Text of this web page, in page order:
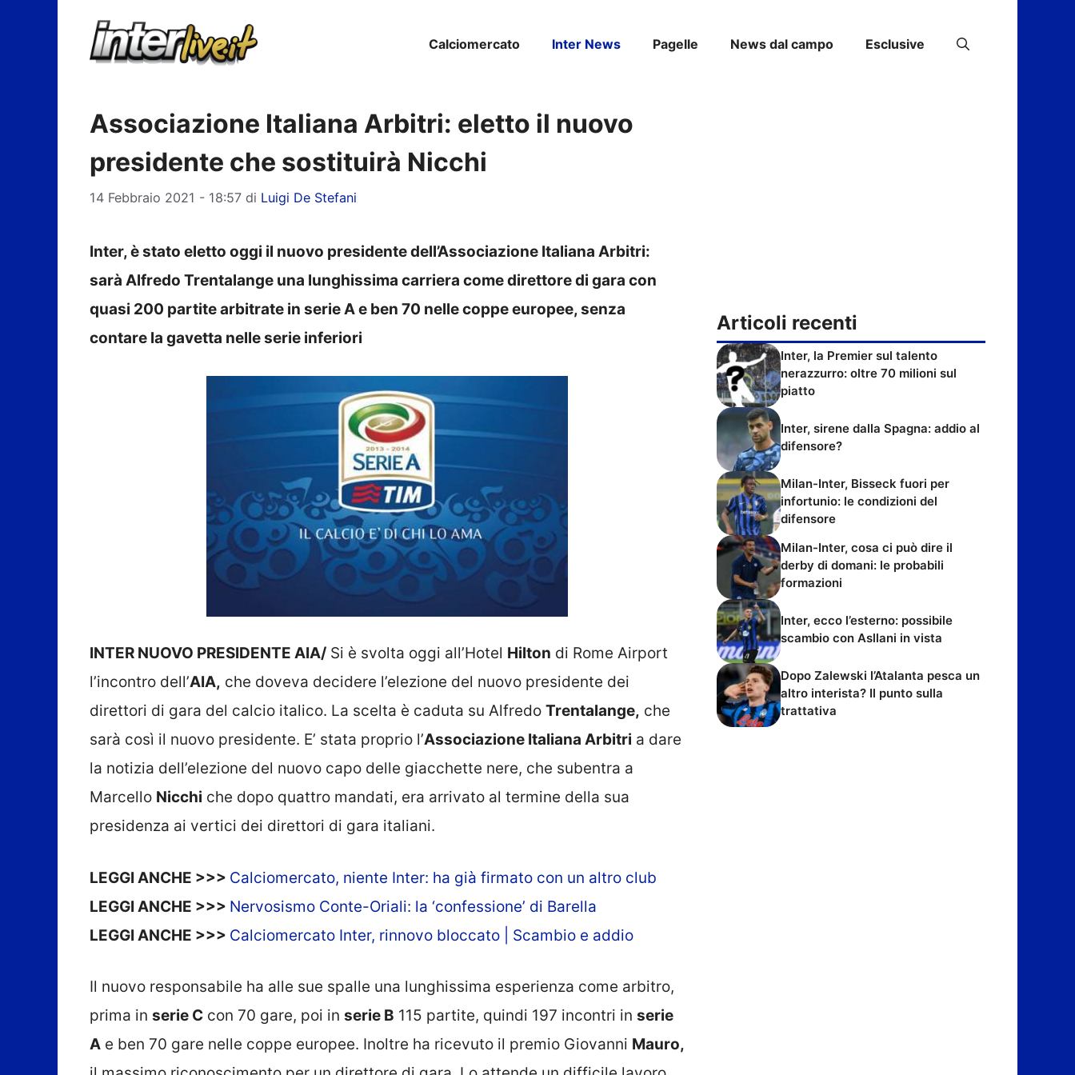
Calciomercato Inter News Pagelle News dal campo Esclusive
Associazione Italiana Arbitri: eletto il nuovo
presidente che sostituirà Nicchi
14 Febbraio 2021 - 18:57 di Luigi De Stefani
Inter, è stato eletto oggi il nuovo presidente dell’Associazione Italiana Arbitri:
sarà Alfredo Trentalange una lunghissima carriera come direttore di gara con
quasi 200 partite arbitrate in serie A e ben 70 nelle coppe europee, senza
contare la gavetta nelle serie inferiori
INTER NUOVO PRESIDENTE AIA/ Si è svolta oggi all’Hotel Hilton di Rome Airport
l’incontro dell’AIA, che doveva decidere l’elezione del nuovo presidente dei
direttori di gara del calcio italico. La scelta è caduta su Alfredo Trentalange, che
sarà così il nuovo presidente. E’ stata proprio l’Associazione Italiana Arbitri a dare
la notizia dell’elezione del nuovo capo delle giacchette nere, che subentra a
Marcello Nicchi che dopo quattro mandati, era arrivato al termine della sua
presidenza ai vertici dei direttori di gara italiani.
LEGGI ANCHE >>> Calciomercato, niente Inter: ha già firmato con un altro club
LEGGI ANCHE >>> Nervosismo Conte-Oriali: la ‘confessione’ di Barella
LEGGI ANCHE >>> Calciomercato Inter, rinnovo bloccato | Scambio e addio
Il nuovo responsabile ha alle sue spalle una lunghissima esperienza come arbitro,
prima in serie C con 70 gare, poi in serie B 115 partite, quindi 197 incontri in serie
A e ben 70 gare nelle coppe europee. Inoltre ha ricevuto il premio Giovanni Mauro,
Articoli recenti
Inter, la Premier sul talento
nerazzurro: oltre 70 milioni sul
piatto
Inter, sirene dalla Spagna: addio al
difensore?
Milan-Inter, Bisseck fuori per
infortunio: le condizioni del
difensore
Milan-Inter, cosa ci può dire il
derby di domani: le probabili
formazioni
Inter, ecco l’esterno: possibile
scambio con Asllani in vista
Dopo Zalewski l’Atalanta pesca un
altro interista? Il punto sulla
trattativa